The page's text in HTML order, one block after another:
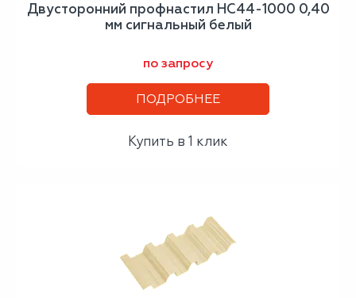
Двусторонний профнастил НС44-1000 0,40
мм сигнальный белый
по запросу
ПОДРОБНЕЕ
Купить в 1 клик